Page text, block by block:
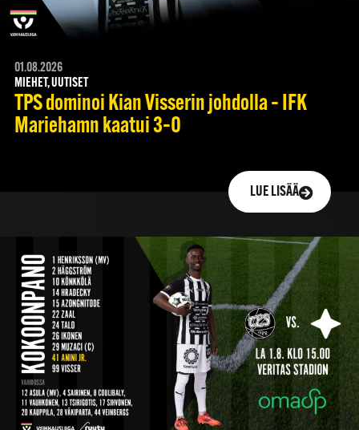
01.08.2026
MIEHET, UUTISET
TPS dominoi Kian Visserin johdolla – IFK
Mariehamn kaatui 3–0
LUE LISÄÄ